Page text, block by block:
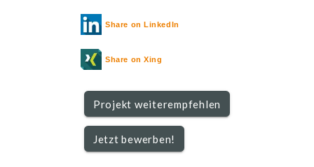
Share on LinkedIn
Share on Xing
Projekt weiterempfehlen
Jetzt bewerben!